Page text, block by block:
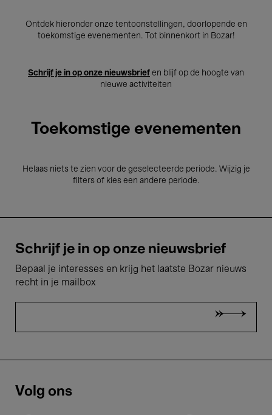
Ontdek hieronder onze tentoonstellingen, doorlopende en
toekomstige evenementen. Tot binnenkort in Bozar!
Schrijf je in op onze nieuwsbrief en blijf op de hoogte van
nieuwe activiteiten
Toekomstige evenementen
Helaas niets te zien voor de geselecteerde periode. Wijzig je
filters of kies een andere periode.
Schrijf je in op onze nieuwsbrief
Bepaal je interesses en krijg het laatste Bozar nieuws
recht in je mailbox
Volg ons